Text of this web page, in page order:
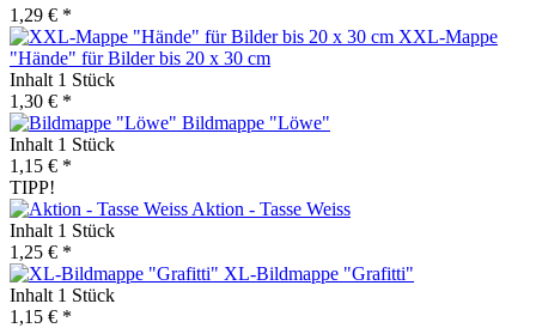
1,29 € *
XXL-Mappe
"Hände" für Bilder bis 20 x 30 cm
Inhalt 1 Stück
1,30 € *
Bildmappe "Löwe"
Inhalt 1 Stück
1,15 € *
TIPP!
Aktion - Tasse Weiss
Inhalt 1 Stück
1,25 € *
XL-Bildmappe "Grafitti"
Inhalt 1 Stück
1,15 € *